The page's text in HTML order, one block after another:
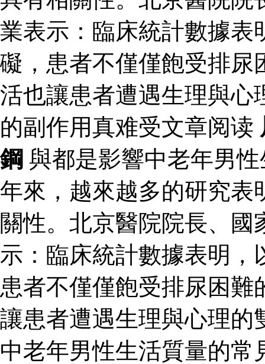
業表示：臨床統計數據表
礙，患者不僅僅飽受排尿
活也讓患者遭遇生理與
的副作用真难受文章阅读
鋼 與都是影響中老年男
年來，越來越多的研究表
關性。北京醫院院長、
示：臨床統計數據表明，
患者不僅僅飽受排尿困
讓患者遭遇生理與心理
中老年男性生活質量的